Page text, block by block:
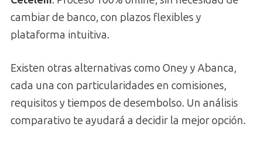
cambiar de banco, con plazos flexibles y
plataforma intuitiva.
Existen otras alternativas como Oney y Abanca,
cada una con particularidades en comisiones,
requisitos y tiempos de desembolso. Un análisis
comparativo te ayudará a decidir la mejor opción.